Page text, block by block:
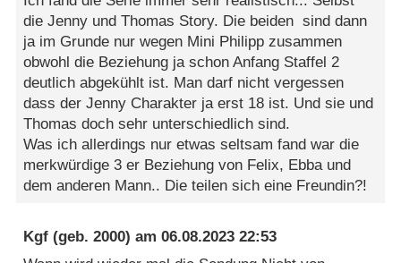
die Jenny und Thomas Story. Die beiden sind dann
ja im Grunde nur wegen Mini Philipp zusammen
obwohl die Beziehung ja schon Anfang Staffel 2
deutlich abgekühlt ist. Man darf nicht vergessen
dass der Jenny Charakter ja erst 18 ist. Und sie und
Thomas doch sehr unterschiedlich sind.
Was ich allerdings nur etwas seltsam fand war die
merkwürdige 3 er Beziehung von Felix, Ebba und
dem anderen Mann.. Die teilen sich eine Freundin?!
Kgf (geb. 2000) am06.08.2023 22:53